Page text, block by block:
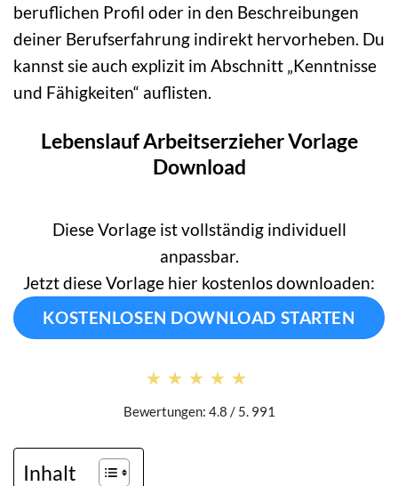
beruflichen Profil oder in den Beschreibungen
deiner Berufserfahrung indirekt hervorheben. Du
kannst sie auch explizit im Abschnitt „Kenntnisse
und Fähigkeiten“ auflisten.
Lebenslauf Arbeitserzieher Vorlage
Download
Diese Vorlage ist vollständig individuell
anpassbar.
Jetzt diese Vorlage hier kostenlos downloaden:
KOSTENLOSEN DOWNLOAD STARTEN
★★★★★
★★★★★
Bewertungen: 4.8 / 5. 991
Inhalt